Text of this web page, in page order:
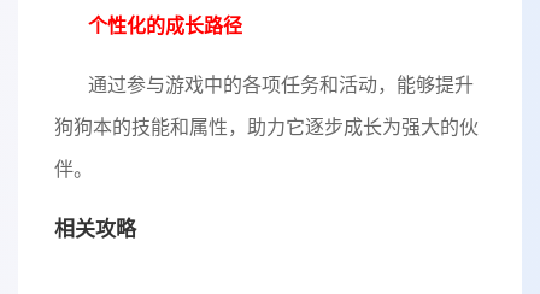
个性化的成长路径
通过参与游戏中的各项任务和活动，能够提升
狗狗本的技能和属性，助力它逐步成长为强大的伙
伴。
相关攻略